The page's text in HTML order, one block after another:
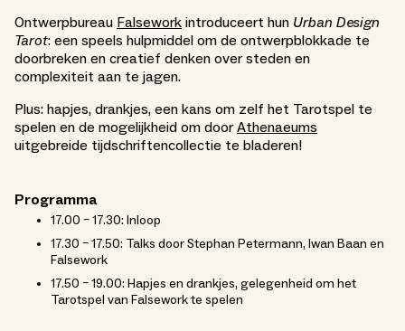
Ontwerpbureau Falsework introduceert hun Urban Design
Tarot: een speels hulpmiddel om de ontwerpblokkade te
doorbreken en creatief denken over steden en
complexiteit aan te jagen.
Plus: hapjes, drankjes, een kans om zelf het Tarotspel te
spelen en de mogelijkheid om doorAthenaeums
uitgebreide tijdschriftencollectie te bladeren!
Programma
17.00 – 17.30: Inloop
17.30 – 17.50: Talks door Stephan Petermann, Iwan Baan en
Falsework
17.50 – 19.00: Hapjes en drankjes, gelegenheid om het
Tarotspel van Falsework te spelen